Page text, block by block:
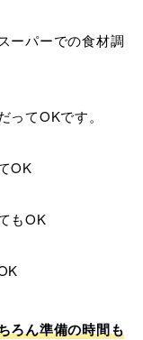
ーパーでの食材調
てOKです。
OK
もOK
ろん準備の時間も